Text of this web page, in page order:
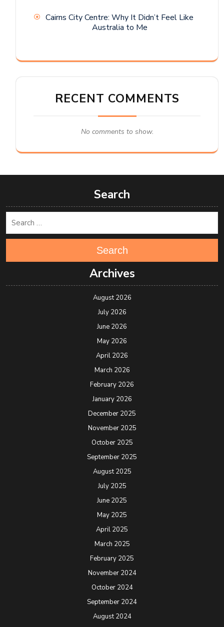
Cairns City Centre: Why It Didn’t Feel Like
Australia to Me
RECENT COMMENTS
No comments to show.
Search
Search
Archives
August 2026
July 2026
June 2026
May 2026
April 2026
March 2026
February 2026
January 2026
December 2025
November 2025
October 2025
September 2025
August 2025
July 2025
June 2025
May 2025
April 2025
March 2025
February 2025
November 2024
October 2024
September 2024
August 2024